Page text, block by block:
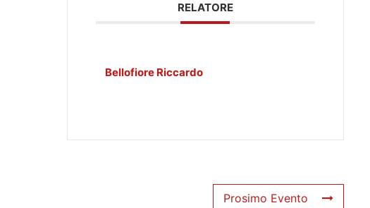
RELATORE
Bellofiore Riccardo
Prosimo Evento